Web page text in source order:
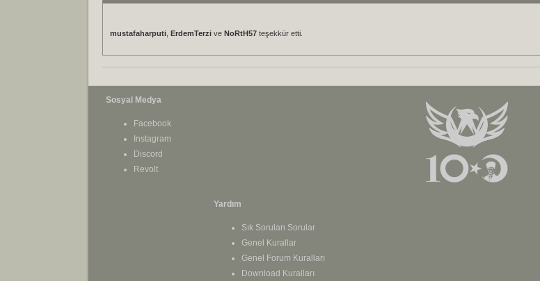
mustafaharputi ErdemTerzi ve NoRtH57 teşekkür etti.
Sosyal Medya
Facebook
Instagram
Discord
Revolt
Yardım
Sık Sorulan Sorular
Genel Kurallar
Genel Forum Kuralları
Download Kuralları